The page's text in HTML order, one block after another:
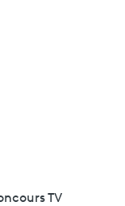
TV